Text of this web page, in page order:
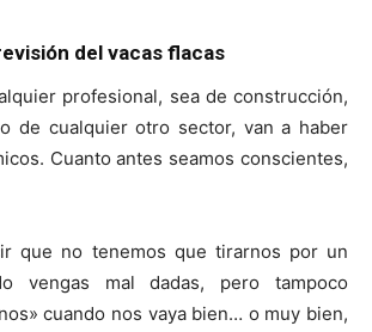
del vacas flacas
profesional, sea de construcción,
de cualquier otro sector, van a haber
Cuanto antes seamos conscientes,
que no tenemos que tirarnos por un
vengas mal dadas, pero tampoco
cuando nos vaya bien… o muy bien,